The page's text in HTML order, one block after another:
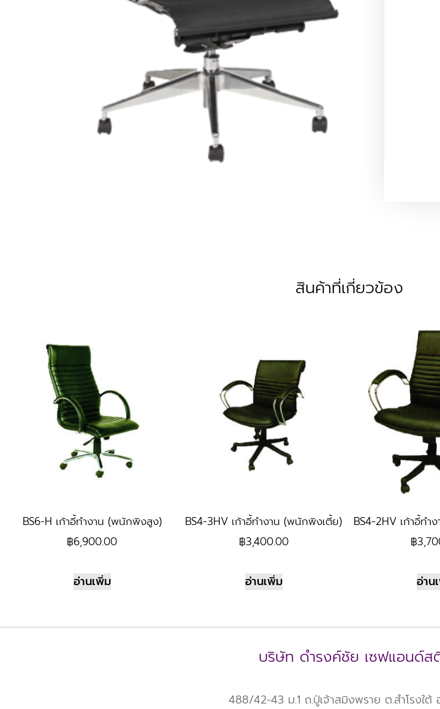
สินค้าที่เกี่ยวข้อง
BS6-H เก้าอี้ทำงาน (พนักพิงสูง)
฿6,900.00
อ่านเพิ่ม
BS4-3HV เก้าอี้ทำงาน (พนักพิงเตี้ย)
฿3,400.00
อ่านเพิ่ม
BS4-2HV เก้าอี้ท
฿
อ่าน
บริษัท ดำรงค์ชัย เซฟแอนด์ส
488/42-43 ม.1 ถ.ปู่เจ้าสมิงพราย ต.สำโรงใต้